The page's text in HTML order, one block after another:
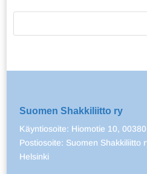
Suomen Shakkiliitto ry
Käyntiosoite: Hiomotie 10,
Postiosoite: Suomen Shakkiliitto
Helsinki